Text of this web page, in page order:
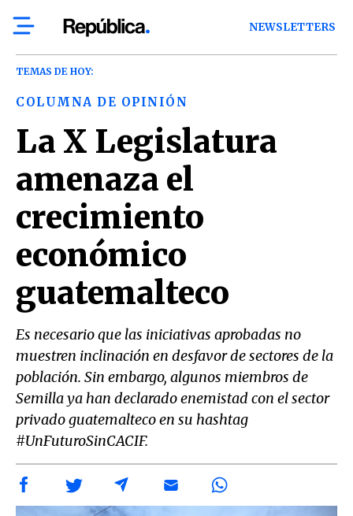
NEWSLETTERS
TEMAS DE HOY:
COLUMNA DE OPINIÓN
La X Legislatura
amenaza el
crecimiento
económico
guatemalteco
Es necesario que las iniciativas aprobadas no
muestren inclinación en desfavor de sectores de la
población. Sin embargo, algunos miembros de
Semilla ya han declarado enemistad con el sector
privado guatemalteco en su hashtag
#UnFuturoSinCACIF.